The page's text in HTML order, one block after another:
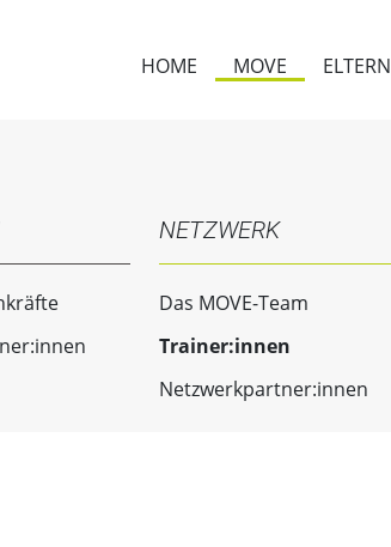
HOME MOVE ELTERN
NETZWERK
Das MOVE-Team
Trainer:innen
Netzwerkpartner:innen